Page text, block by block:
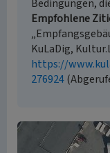
Bedingungen,
Empfohlene
KuLaDig,
https://
276924